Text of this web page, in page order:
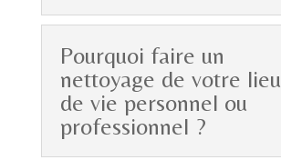
Pourquoi faire un
nettoyage de votre lieu
de vie personnel ou
professionnel ?